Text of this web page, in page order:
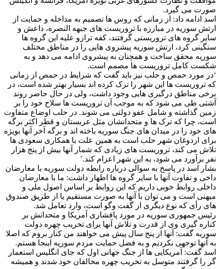
صورت می گیرد.
اسد ادامه داد: از زمانی که روس ها تصمیم به مداخله و حمایت از
ارتش سوریه در مبارزه با تروریست های جبهه النصره، داعش و
سایر گروه های تروریستی گرفتند، کفه ترازو علیه این گروه ها
سنگینی کرد، ارتش سوریه پیشروی هایی را در مناطق مختلف
سوریه محقق ساخت و همچنان به پیشروی ادامه می دهد و به
شکست کامل تروریست ها مصمم است.
‘در مورد حمص و حلب نیز باید گفت که شرایط در حمص از زمانی
که تروریست ها این شهر را ترک کرده اند بسیار بهتر شده است، در
برخی مناطق درگیری هایی وجود داشت، ولی در حال حاضر روند
آشتی طی می شود که به موجب آن تروریست ها سلاح خود را بر
زمین گذاشته و شامل عفو دولتی می شوند. در حلب اوضاع متفاوت
است، چرا که ترک ها و متحدانشان مثل عربستان و قطر اکثر برگه
های خود را در میدان های جنگ سوریه باخته اند و برگه آخر آنها بویژه
برای اردوغان شهر حلب است به همین علت با همکاری سعودی ها
تلاش می کند، تروریست های زیادی که شمار آنها بیش از پنج هزار
نفر برآورد می شود، به این شهر اعزام کند.’
بشار اسد در پاسخ به سوالی درباره رابطه دولت سوریه با معارضان
داخی و تفاوت آنها با سایر گروه ها اظهار داشت: ما با معارضان
داخلی روابط خوبی داریم که این روابط بر اساس اصول ملی و
میهنی است و می توان با آنها به صورت مستقیم یا از طریق صندوق
های رأی که نوع دیگری از گفت وگو است، وارد تعامل شد.
رئیس جمهوری سوریه در مورد پافشاری آمریکا و متحدانش بر
کناره گیری وی از قدرت و تلاش آنها برای تخریب چهره دولت
سوریه گفت: آنها از پنج سال پیش می خواهند من کنار بروم که اصلا
به آنها توجهی نکردیم و به فضل حمایت مردم سوریه اینجا هستم.
اسد گفت: آمریکایی ها از جنگ جهانی اول که جای انگلیس استعمار
گر را گرفتند متوسل به تخریب چهره مخالفان خود شدند و همیشه